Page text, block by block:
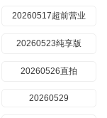
20260517超前营业
20260523纯享版
20260526直拍
20260529